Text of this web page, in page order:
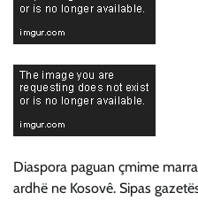
Diaspora paguan çmime
ardhë ne Kosovê. Sipas